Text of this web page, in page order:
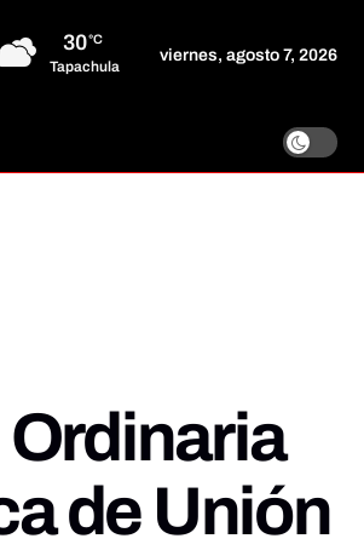
30°C
Tapachula
viernes, agosto 7, 2026
de Unión